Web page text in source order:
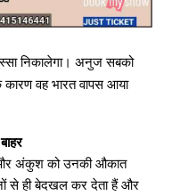
निकालेगा। अनुज सबको
वह भारत वापस आया
अंकुश को उनकी औकात
से ही बेदखल कर देता हैं और